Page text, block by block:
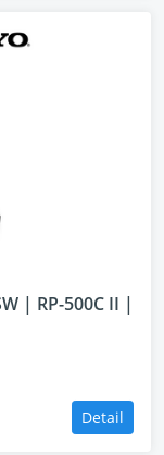
| RP-500C II |
Detail